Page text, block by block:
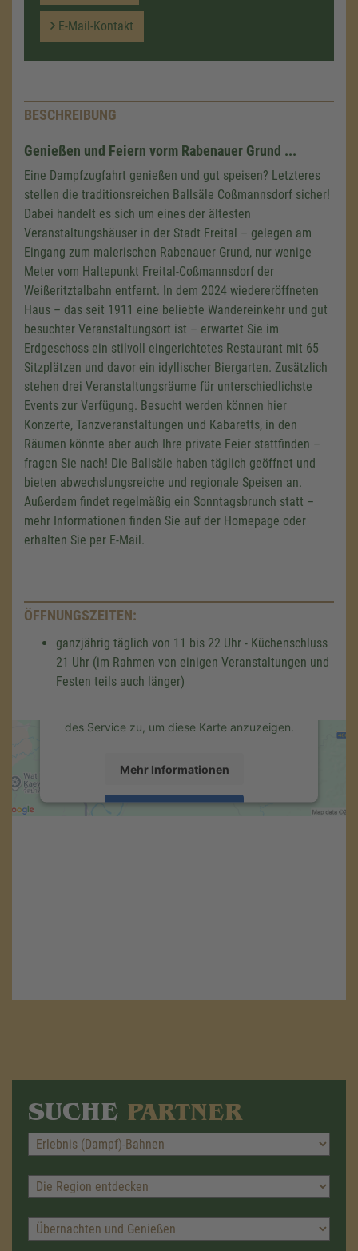
SUCHE PARTNER
E-Mail-Kontakt
BESCHREIBUNG
Genießen und Feiern vorm Rabenauer Grund ...
Eine Dampfzugfahrt genießen und gut speisen? Letzteres
stellen die traditionsreichen Ballsäle Coßmannsdorf sicher!
Dabei handelt es sich um eines der ältesten
Veranstaltungshäuser in der Stadt Freital – gelegen am
Eingang zum malerischen Rabenauer Grund, nur wenige
Meter vom Haltepunkt Freital-Coßmannsdorf der
Weißeritztalbahn entfernt. In dem 2024 wiedereröffneten
Haus – das seit 1911 eine beliebte Wandereinkehr und gut
besuchter Veranstaltungsort ist – erwartet Sie im
Erdgeschoss ein stilvoll eingerichtetes Restaurant mit 65
Sitzplätzen und davor ein idyllischer Biergarten. Zusätzlich
stehen drei Veranstaltungsräume für unterschiedlichste
Events zur Verfügung. Besucht werden können hier
Konzerte, Tanzveranstaltungen und Kabaretts, in den
Räumen könnte aber auch Ihre private Feier stattfinden –
fragen Sie nach! Die Ballsäle haben täglich geöffnet und
bieten abwechslungsreiche und regionale Speisen an.
Außerdem findet regelmäßig ein Sonntagsbrunch statt –
mehr Informationen finden Sie auf der Homepage oder
erhalten Sie per E-Mail.
ÖFFNUNGSZEITEN:
ganzjährig täglich von 11 bis 22 Uhr - Küchenschluss
21 Uhr (im Rahmen von einigen Veranstaltungen und
Festen teils auch länger)
um den Google Maps-Service zu
Wir verwenden einen Service eines
Drittanbieters, um Karteninhalte einzubetten.
Dieser Service kann Daten zu Ihren
Aktivitäten sammeln. Bitte lesen Sie die
des Service zu, um diese Karte anzuzeigen.
Mehr Informationen